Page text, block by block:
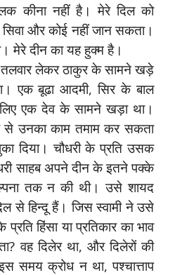
कीना नहीं है। मेरे दिल को
और कोई नहीं जान सकता।
मेरे दीन का यह हुक्म है।
तलवार लेकर ठाकुर के सामने खड़े
एक बूढा आदमी, सिर के बाल
एक देव के सामने खड़ा था।
से उनका काम तमाम कर सकता
दिया। चौधरी के प्रति उसक
साहब अपने दीन के इतने पक्के
तक न की थी। उसे शायद
से हिन्दू हैं। जिस स्वामी ने उसे
हिंसा या प्रतिकार का भाव
वह दिलेर था, और दिलेरों की
समय क्रोध न था, पश्चात्ताप